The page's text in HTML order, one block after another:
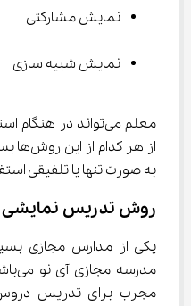
نمایش مشارکتی
نمایش شبیه سازی
معلم می‌تواند در
از هر
به صورت تنها یا تلفیقی
روش تدریس نمایشی
مجرب برای تدریس